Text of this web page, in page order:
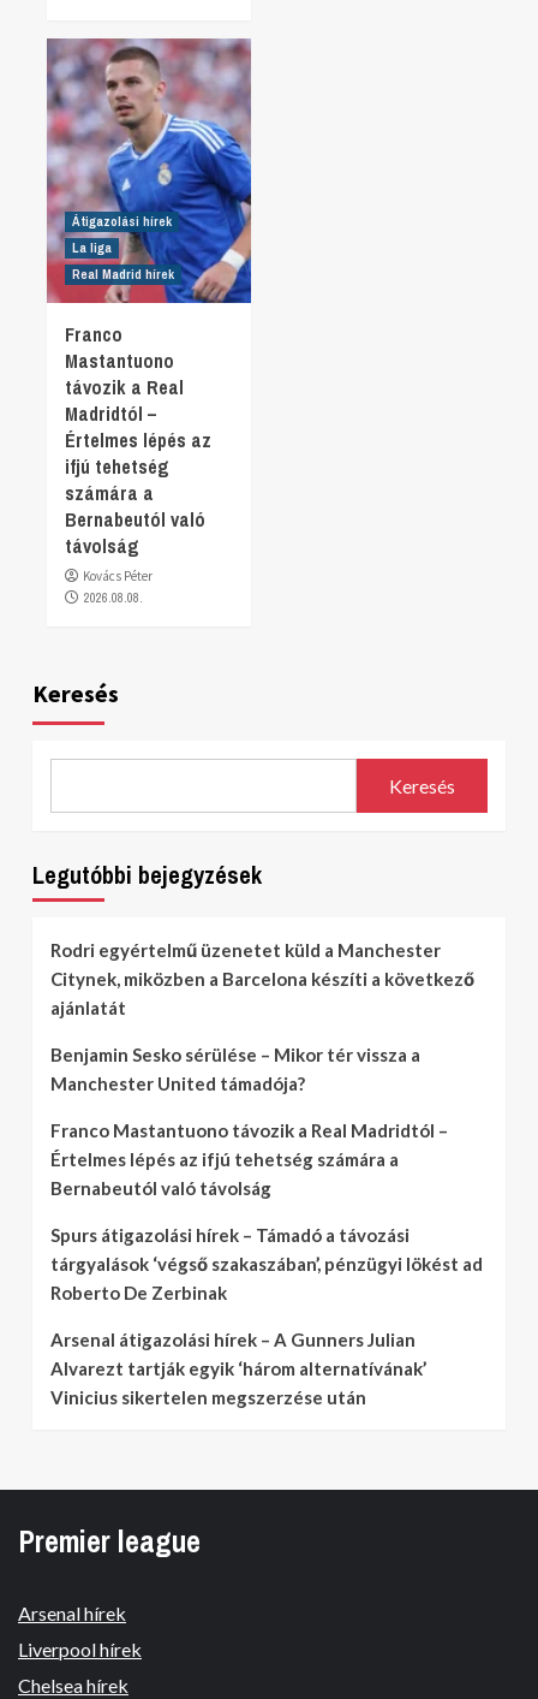
Átigazolási hírek
La liga
Real Madrid hírek
Franco
Mastantuono
távozik a Real
Madridtól –
Értelmes lépés az
ifjú tehetség
számára a
Bernabeutól való
távolság
Kovács Péter
2026.08.08.
Keresés
Keresés
Legutóbbi bejegyzések
Rodri egyértelmű üzenetet küld a Manchester
Citynek, miközben a Barcelona készíti a következő
ajánlatát
Benjamin Sesko sérülése – Mikor tér vissza a
Manchester United támadója?
Franco Mastantuono távozik a Real Madridtól –
Értelmes lépés az ifjú tehetség számára a
Bernabeutól való távolság
Spurs átigazolási hírek – Támadó a távozási
tárgyalások ‘végső szakaszában’, pénzügyi lökést ad
Roberto De Zerbinak
Arsenal átigazolási hírek – A Gunners Julian
Alvarezt tartják egyik ‘három alternatívának’
Vinicius sikertelen megszerzése után
Premier league
Arsenal hírek
Liverpool hírek
Chelsea hírek